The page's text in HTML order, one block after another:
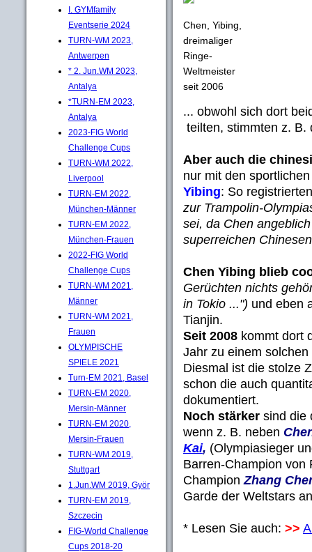
I. GYMfamily
Eventserie 2024
TURN-WM 2023,
Antwerpen
* 2. Jun.WM 2023,
Antalya
*TURN-EM 2023,
Antalya
2023-FIG World
Challenge Cups
TURN-WM 2022,
Liverpool
TURN-EM 2022,
München-Männer
TURN-EM 2022,
München-Frauen
2022-FIG World
Challenge Cups
TURN-WM 2021,
Männer
TURN-WM 2021,
Frauen
OLYMPISCHE
SPIELE 2021
Turn-EM 2021, Basel
TURN-EM 2020,
Mersin-Männer
TURN-EM 2020,
Mersin-Frauen
TURN-WM 2019,
Stuttgart
1.Jun.WM 2019, Györ
TURN-EM 2019,
Szczecin
FIG-World Challenge
Cups 2018-20
Chen, Yibing,
dreimaliger
Ringe-
Weltmeister
seit 2006
... obwohl sich dort
teilten, stimmten z. B.
Aber auch die
nur mit den
Yibing: So
zur Trampolin-
sei, da Chen
superreichen
Chen Yibing blieb
Gerüchten nichts
in Tokio ...") und eben
Tianjin.
Seit 2008 kommt dort
Jahr zu einem
Diesmal ist die stolze
schon die auch
dokumentiert.
Noch stärker sind die
wenn z. B. neben
Kai, (Olympiasieger
Barren-Champion von
ChampionZhang
Garde der Weltstars
* Lesen Sie auch: >>